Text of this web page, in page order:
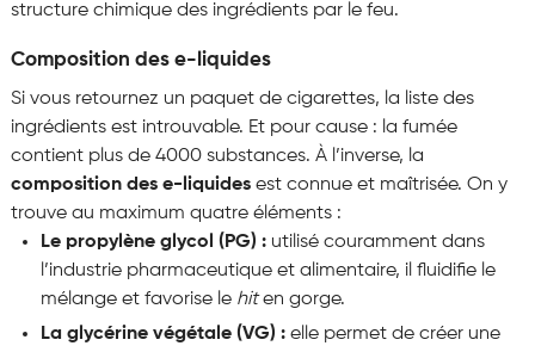
structure chimique des ingrédients par le feu.
Composition des e-liquides
Si vous retournez un paquet de cigarettes, la liste des
ingrédients est introuvable. Et pour cause : la fumée
contient plus de 4000 substances. À l’inverse, la
composition des e-liquidesest connue et maîtrisée. On y
trouve au maximum quatre éléments :
Le propylène glycol (PG) :utilisé couramment dans
l’industrie pharmaceutique et alimentaire, il fluidifie le
mélange et favorise le hiten gorge.
La glycérine végétale (VG) :elle permet de créer une